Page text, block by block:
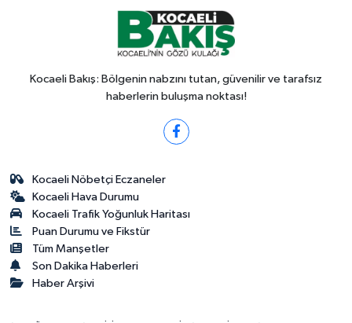
Kocaeli Bakış: Bölgenin nabzını tutan, güvenilir ve tarafsız
haberlerin buluşma noktası!
Kocaeli Nöbetçi Eczaneler
Kocaeli Hava Durumu
Kocaeli Trafik Yoğunluk Haritası
Puan Durumu ve Fikstür
Tüm Manşetler
Son Dakika Haberleri
Haber Arşivi